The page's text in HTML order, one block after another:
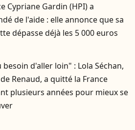
Cypriane Gardin (HPI) a
de l'aide : elle annonce que sa
dépasse déjà les 5 000 euros
besoin d'aller loin" : Lola Séchan,
Renaud, a quitté la France
plusieurs années pour mieux se